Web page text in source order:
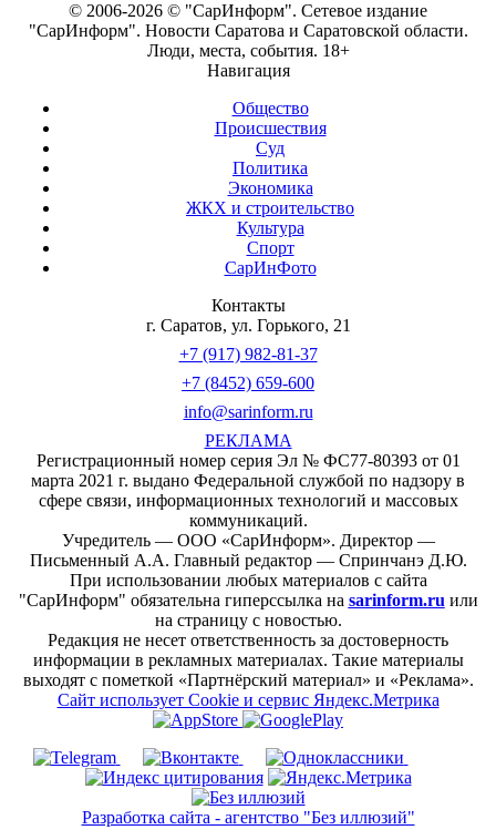
© 2006-2026 © "СарИнформ". Сетевое издание
"СарИнформ". Новости Саратова и Саратовской области.
Люди, места, события. 18+
Навигация
Общество
Происшествия
Суд
Политика
Экономика
ЖКХ и строительство
Культура
Спорт
СарИнФото
Контакты
г. Саратов, ул. Горького, 21
+7 (917) 982-81-37
+7 (8452) 659-600
info@sarinform.ru
РЕКЛАМА
Регистрационный номер серия Эл № ФС77-80393 от 01
марта 2021 г. выдано Федеральной службой по надзору в
сфере связи, информационных технологий и массовых
коммуникаций.
Учредитель — ООО «СарИнформ». Директор —
Письменный А.А. Главный редактор — Спринчанэ Д.Ю.
При использовании любых материалов с сайта
"СарИнформ" обязательна гиперссылка на sarinform.ru или
на страницу с новостью.
Редакция не несет ответственность за достоверность
информации в рекламных материалах. Такие материалы
выходят с пометкой «Партнёрский материал» и «Реклама».
Сайт использует Cookie и сервиc Яндекс.Метрика
Разработка сайта - агентство "Без иллюзий"